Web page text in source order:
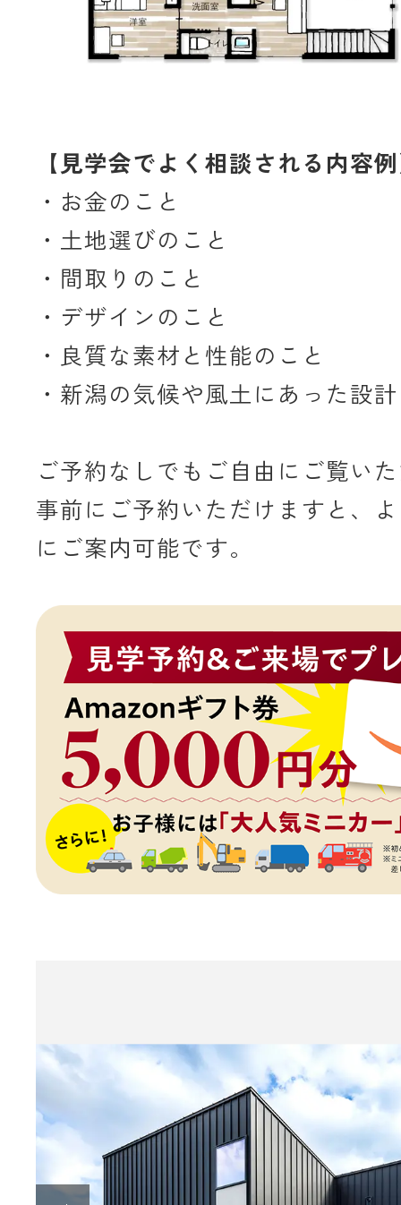
【見学会でよく相談される内容
・お金のこと
・土地選びのこと
・間取りのこと
・デザインのこと
・良質な素材と性能のこと
・新潟の気候や風土にあった設
ご予約なしでもご自由にご覧い
事前にご予約いただけますと、
にご案内可能です。